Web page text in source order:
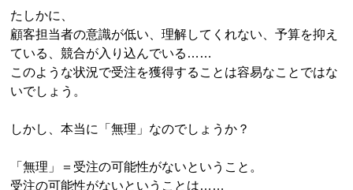
たしかに、
顧客担当者の意識が低い、理解してくれない、予算を抑え
ている、競合が入り込んでいる……
このような状況で受注を獲得することは容易なことではな
いでしょう。
しかし、本当に「無理」なのでしょうか？
「無理」＝受注の可能性がないということ。
受注の可能性がないということは……